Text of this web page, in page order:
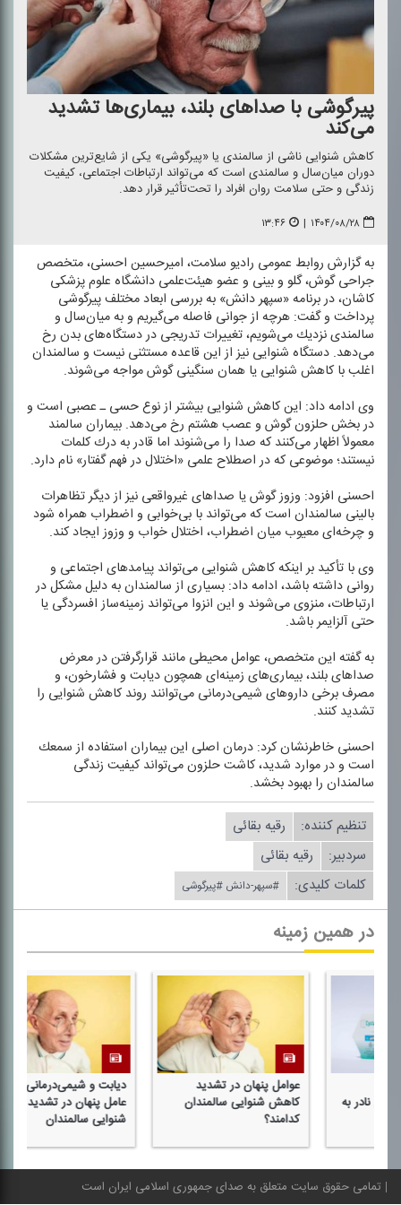
پیرگوشی با صداهای بلند، بیماری‌ها تشدید
می‌كند
كاهش شنوایی ناشی از سالمندی یا «پیرگوشی» یكی از شایع‌ترین مشكلات
دوران میان‌سال و سالمندی است كه می‌تواند ارتباطات اجتماعی، كیفیت
زندگی و حتی سلامت روان افراد را تحت‌تأثیر قرار دهد.
۱۴۰۴/۰۸/۲۸ | ۱۳:۴۶
به گزارش روابط عمومی رادیو سلامت، امیرحسین احسنی، متخصص
جراحی گوش، گلو و بینی و عضو هیئت‌علمی دانشگاه علوم پزشكی
كاشان، در برنامه «سپهر دانش» به بررسی ابعاد مختلف پیرگوشی
پرداخت و گفت: هرچه از جوانی فاصله می‌گیریم و به میان‌سال و
سالمندی نزدیك می‌شویم، تغییرات تدریجی در دستگاه‌های بدن رخ
می‌دهد. دستگاه شنوایی نیز از این قاعده مستثنی نیست و سالمندان
اغلب با كاهش شنوایی یا همان سنگینی گوش مواجه می‌شوند.
وی ادامه داد: این كاهش شنوایی بیشتر از نوع حسی ـ عصبی است و
در بخش حلزون گوش و عصب هشتم رخ می‌دهد. بیماران سالمند
معمولاً اظهار می‌كنند كه صدا را می‌شنوند اما قادر به درك كلمات
نیستند؛ موضوعی كه در اصطلاح علمی «اختلال در فهم گفتار» نام دارد.
احسنی افزود: وزوز گوش یا صداهای غیرواقعی نیز از دیگر تظاهرات
بالینی سالمندان است كه می‌تواند با بی‌خوابی و اضطراب همراه شود
و چرخه‌ای معیوب میان اضطراب، اختلال خواب و وزوز ایجاد كند.
وی با تأكید بر اینكه كاهش شنوایی می‌تواند پیامدهای اجتماعی و
روانی داشته باشد، ادامه داد: بسیاری از سالمندان به دلیل مشكل در
ارتباطات، منزوی می‌شوند و این انزوا می‌تواند زمینه‌ساز افسردگی یا
حتی آلزایمر باشد.
به گفته این متخصص، عوامل محیطی مانند قرارگرفتن در معرض
صداهای بلند، بیماری‌های زمینه‌ای همچون دیابت و فشارخون، و
مصرف برخی داروهای شیمی‌درمانی می‌توانند روند كاهش شنوایی را
تشدید كنند.
احسنی خاطرنشان كرد: درمان اصلی این بیماران استفاده از سمعك
است و در موارد شدید، كاشت حلزون می‌تواند كیفیت زندگی
سالمندان را بهبود بخشد.
تنظیم كننده:
رقیه بقائی
سردبیر:
رقیه بقائی
کلمات کلیدی:
#سپهر-دانش #پیرگوشی
در همین زمینه
عوامل پنهان در تشدید
كاهش شنوایی سالمندان
دیابت و شیمی‌درمانی؛ دو
عامل پنهان در تشدید كاهش
شنوایی سالمندان
تمامی حقوق سایت متعلق به صدای جمهوری اسلامی ایران است